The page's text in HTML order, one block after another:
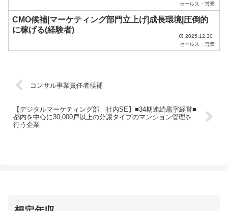
。
セールス・営業
CMO候補|マーケティング部門立上げ|成長環境|圧倒的
に稼げる(経験者)
2025.12.30
セールス・営業
コンサル事業責任者候補
【デジタルマーケティング部 社内SE】■34期連続黒字経営■
都内を中心に30,000戸以上の分譲タイプのマンション管理を
行う企業